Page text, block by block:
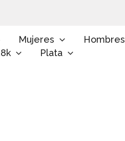
Mujeres Hombres
Plata